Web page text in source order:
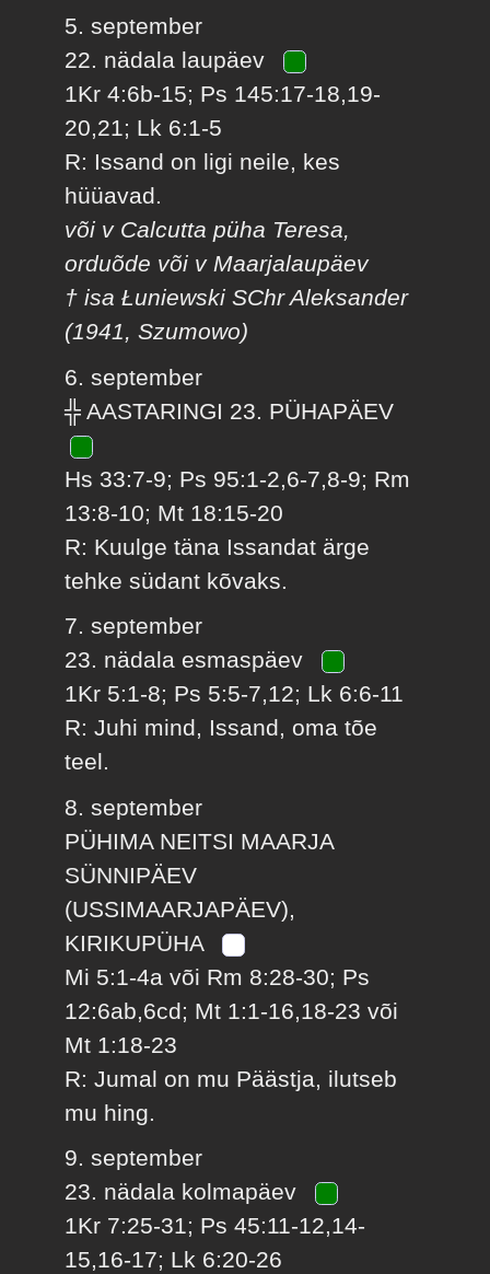
5. september
22. nädala laupäev
1Kr 4:6b-15; Ps 145:17-18,19-
20,21; Lk 6:1-5
R: Issand on ligi neile, kes
hüüavad.
või v Calcutta püha Teresa,
orduõde või v Maarjalaupäev
† isa Łuniewski SChr Aleksander
(1941, Szumowo)
6. september
╬ AASTARINGI 23. PÜHAPÄEV
Hs 33:7-9; Ps 95:1-2,6-7,8-9; Rm
13:8-10; Mt 18:15-20
R: Kuulge täna Issandat ärge
tehke südant kõvaks.
7. september
23. nädala esmaspäev
1Kr 5:1-8; Ps 5:5-7,12; Lk 6:6-11
R: Juhi mind, Issand, oma tõe
teel.
8. september
PÜHIMA NEITSI MAARJA
SÜNNIPÄEV
(USSIMAARJAPÄEV),
KIRIKUPÜHA
Mi 5:1-4a või Rm 8:28-30; Ps
12:6ab,6cd; Mt 1:1-16,18-23 või
Mt 1:18-23
R: Jumal on mu Päästja, ilutseb
mu hing.
9. september
23. nädala kolmapäev
1Kr 7:25-31; Ps 45:11-12,14-
15,16-17; Lk 6:20-26